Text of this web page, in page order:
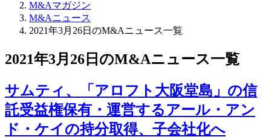
M&Aマガジン
M&Aニュース
2021年3月26日のM&Aニュース一覧
2021年3月26日のM&Aニュース一覧
サムティ、「アロフト大阪堂島」の信
託受益権保有・運営するアール・アン
ド・ケイの持分取得、子会社化へ